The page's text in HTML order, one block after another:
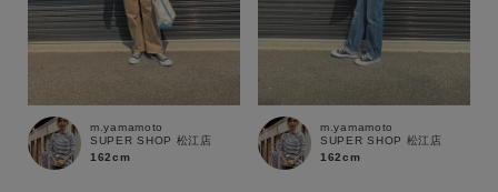
m.yamamoto
SUPER SHOP 松江店
162cm
m.yamamoto
SUPER SHOP 松江店
162cm